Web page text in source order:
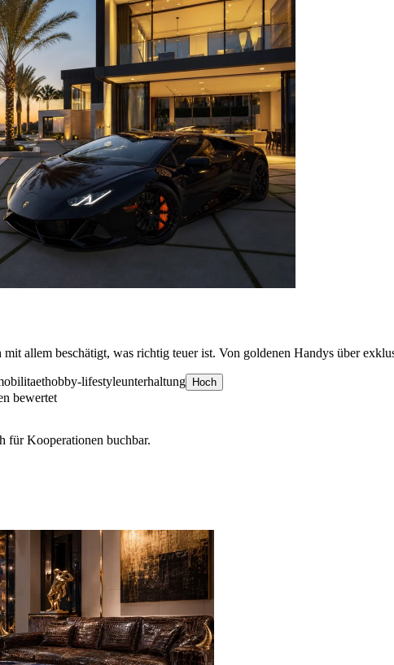
allem beschätigt, was richtig teuer ist. Von goldenen Handys über
hobby-lifestyleunterhaltung Hoch
bewertet
für Kooperationen buchbar.